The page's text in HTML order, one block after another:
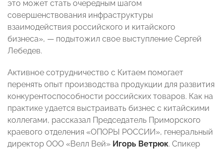
это может стать очередным шагом
совершенствования инфраструктуры
взаимодействия российского и китайского
бизнеса», — подытожил свое выступление Сергей
Лебедев.
Активное сотрудничество с Китаем помогает
перенять опыт производства продукции для развития
конкурентоспособности российских товаров. Как на
практике удается выстраивать бизнес с китайскими
коллегами, рассказал Председатель Приморского
краевого отделения «ОПОРЫ РОССИИ», генеральный
директор ООО «Велл Вей» Игорь Ветрюк. Спикер